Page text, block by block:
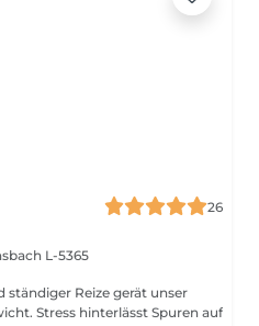
26
L-5365
ständiger Reize gerät unser
Stress hinterlässt Spuren auf